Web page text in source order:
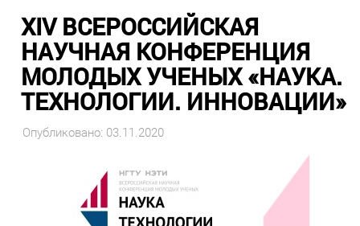
XIV ВСЕРОССИЙСКАЯ
НАУЧНАЯ КОНФЕРЕНЦИЯ
МОЛОДЫХ УЧЕНЫХ «НАУКА.
ТЕХНОЛОГИИ. ИННОВАЦИИ»
Опубликовано: 03.11.2020